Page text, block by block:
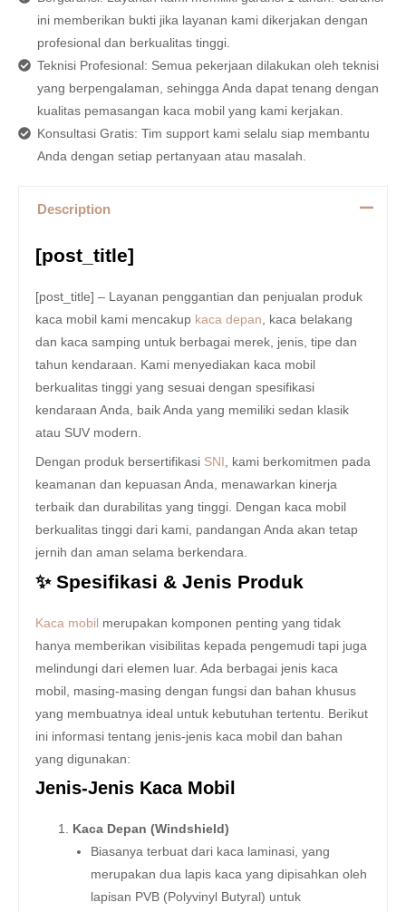
ini memberikan bukti jika layanan kami dikerjakan dengan
profesional dan berkualitas tinggi.
Teknisi Profesional: Semua pekerjaan dilakukan oleh teknisi
yang berpengalaman, sehingga Anda dapat tenang dengan
kualitas pemasangan kaca mobil yang kami kerjakan.
Konsultasi Gratis: Tim support kami selalu siap membantu
Anda dengan setiap pertanyaan atau masalah.
Description
[post_title]
[post_title] – Layanan penggantian dan penjualan produk
kaca mobil kami mencakup kaca depan , kaca belakang
dan kaca samping untuk berbagai merek, jenis, tipe dan
tahun kendaraan. Kami menyediakan kaca mobil
berkualitas tinggi yang sesuai dengan spesifikasi
kendaraan Anda, baik Anda yang memiliki sedan klasik
atau SUV modern.
Dengan produk bersertifikasi SNI
, kami berkomitmen pada
keamanan dan kepuasan Anda, menawarkan kinerja
terbaik dan durabilitas yang tinggi. Dengan kaca mobil
berkualitas tinggi dari kami, pandangan Anda akan tetap
jernih dan aman selama berkendara.
✨ Spesifikasi & Jenis Produk
Kaca mobil merupakan komponen penting yang tidak
hanya memberikan visibilitas kepada pengemudi tapi juga
melindungi dari elemen luar. Ada berbagai jenis kaca
mobil, masing-masing dengan fungsi dan bahan khusus
yang membuatnya ideal untuk kebutuhan tertentu. Berikut
ini informasi tentang jenis-jenis kaca mobil dan bahan
yang digunakan:
Jenis-Jenis Kaca Mobil
Kaca Depan (Windshield)
Biasanya terbuat dari kaca laminasi, yang
merupakan dua lapis kaca yang dipisahkan oleh
lapisan PVB (Polyvinyl Butyral) untuk